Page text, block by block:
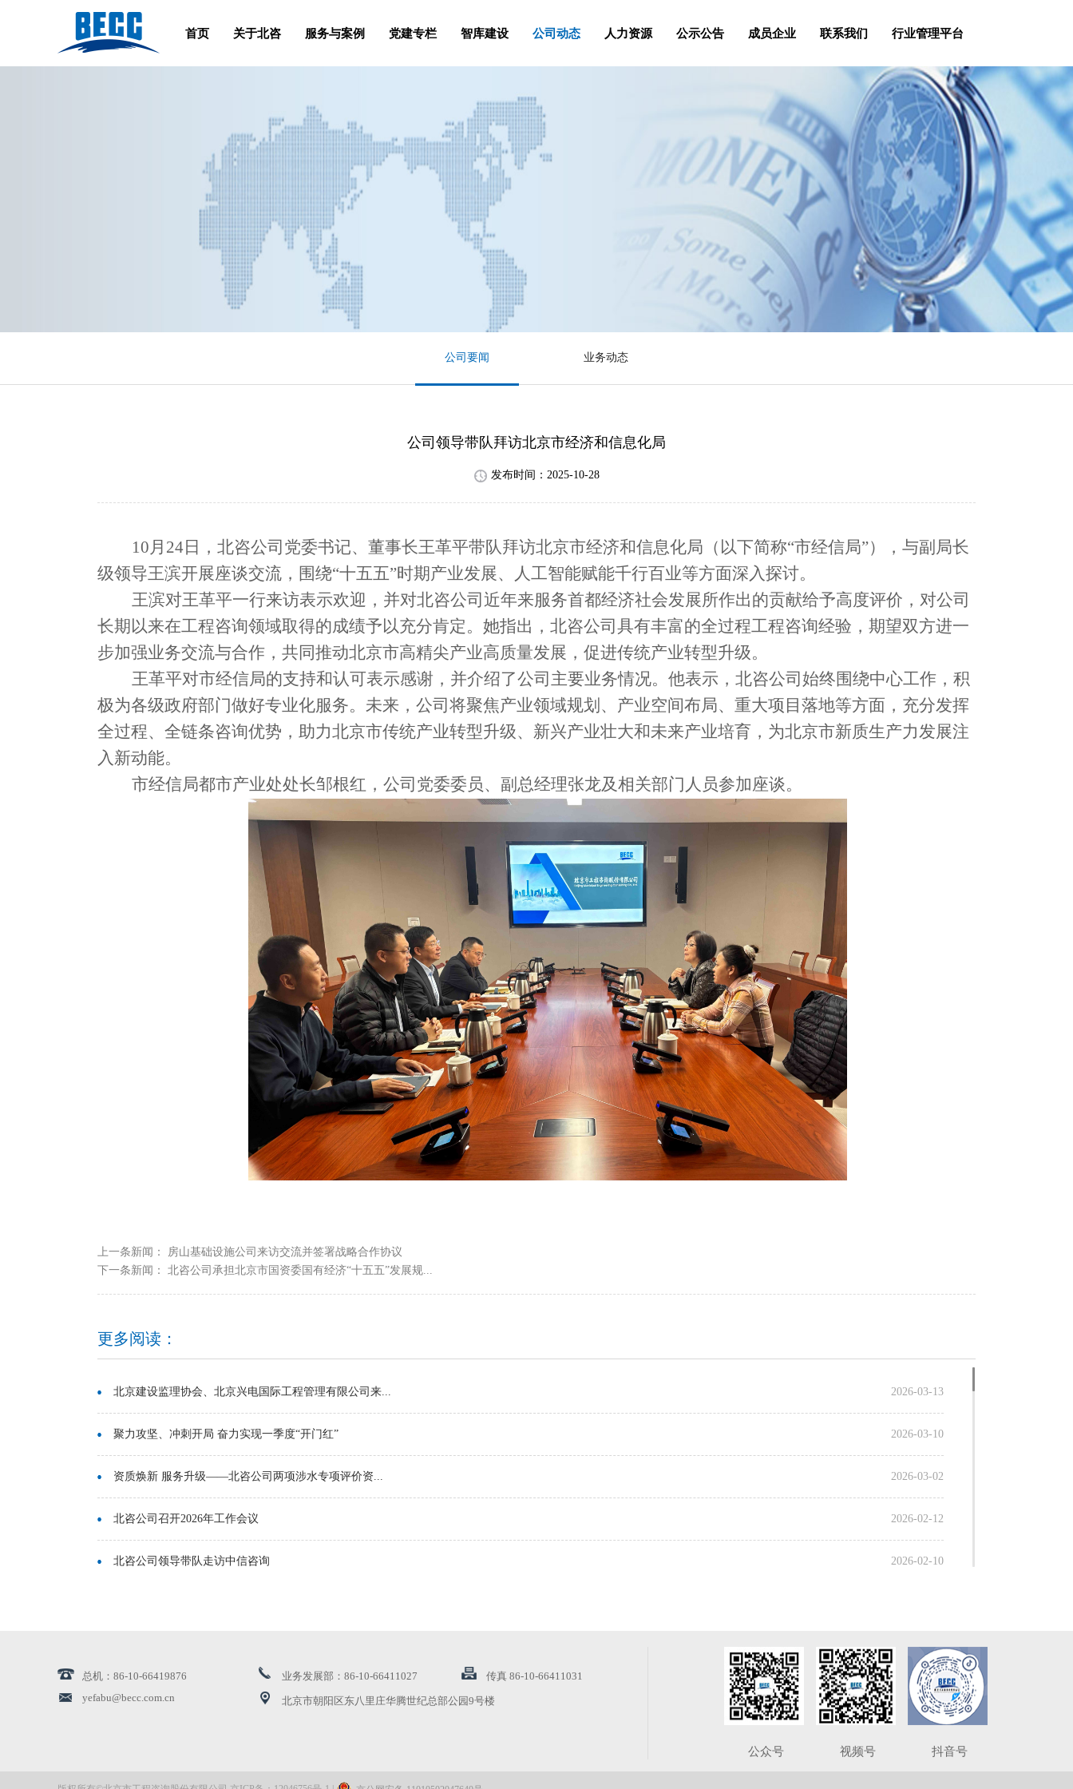
首页 关于北咨 服务与案例 党建专栏 智库建设 公司动态 人力资源 公示公告 成员企业 联系我们 行业管理平台
公司要闻 业务动态
公司领导带队拜访北京市经济和信息化局
发布时间：2025-10-28
10月24日，北咨公司党委书记、董事长王革平带队拜访北京市经济和信息化局（以下简称“市经信局”），与副局长
级领导王滨开展座谈交流，围绕“十五五”时期产业发展、
人工智能赋能千行百业等方面深入探讨。
王滨对王革平一行来访表示欢迎，并对北咨公司近年来服务首都经济社会发展所作出的贡献给予高度评价，对公司
长期以来在工程咨询领域取得的成绩予以充分肯定。她指出，北咨公司具有丰富的全过程工程咨询经验，期望双方进一
步加强业务交流与合作，共同推动北京市高精尖产业高质量发展 ，促进传统产业转型升级。
王革平对市经信局的支持和认可表示感谢，并介绍了公司主要业务情况。他表示，北咨公司 始终围绕中心工作 ，积
极为各级政府部门做好专业化服务。未来，公司将聚焦产业领域规划、产业空间布局、 重大项目落地等方面，充分发挥
全过程、全链条咨询优势，助力北京市传统产业转型升级、新兴产业壮大和未来产业培育， 为北京市新质生产力发展注
入新动能。
市经信局都市产业处处长邹根红 ，公司党委委员、副总经理张龙及相关部门人员参加座谈。
上一条新闻：
房山基础设施公司来访交流并签署战略合作协议
下一条新闻： 北咨公司承担北京市国资委国有经济“十五五”发展规...
更多阅读：
北京建设监理协会、北京兴电国际工程管理有限公司来... 2026-03-13
聚力攻坚、冲刺开局 奋力实现一季度“开门红” 2026-03-10
资质焕新 服务升级——北咨公司两项涉水专项评价资... 2026-03-02
北咨公司召开2026年工作会议 2026-02-12
北咨公司领导带队走访中信咨询 2026-02-10
2026-01-23
2026-01-14
总机：86-10-66419876 业务发展部：86-10-66411027
传真 86-10-66411031
yefabu@becc.com.cn
北京市朝阳区东八里庄华腾世纪总部公园9号楼
公众号 视频号 抖音号